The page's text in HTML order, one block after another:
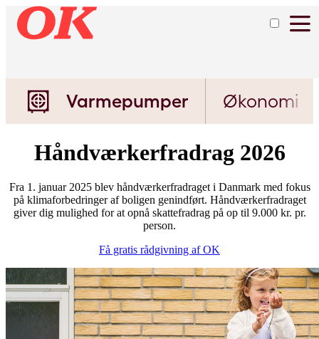
Varmepumper Økonomi
Håndværkerfradrag 2026
Fra 1. januar 2025 blev håndværkerfradraget i Danmark med fokus
på klimaforbedringer af boligen genindført. Håndværkerfradraget
giver dig mulighed for at opnå skattefradrag på op til 9.000 kr. pr.
person.
Få gratis rådgivning af OK